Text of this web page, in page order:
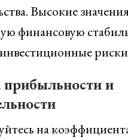
Высокие
финансовую
и
на